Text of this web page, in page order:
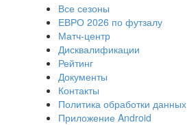
Все сезоны
ЕВРО 2026 по футзалу
Матч-центр
Дисквалификации
Рейтинг
Документы
Контакты
Политика обработки данных
Приложение Android